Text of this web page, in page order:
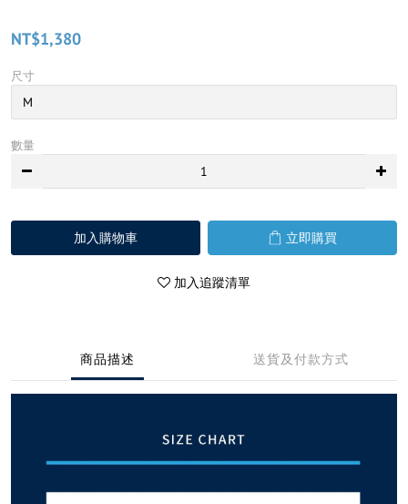
NT$1,380
尺寸
數量
加入購物車 立即購買
加入追蹤清單
商品描述 送貨及付款方式